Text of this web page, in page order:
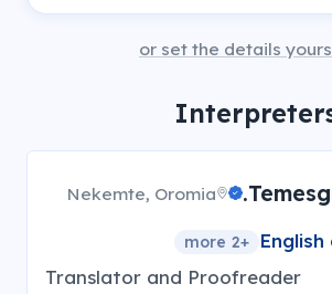
or set the details
Nekemte, Oromia
+
2
more
Translator and Proofreader